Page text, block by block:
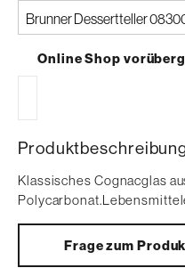
Bitte
auswählen
Online Shop
Klassisches Cognacglas
Frage zum